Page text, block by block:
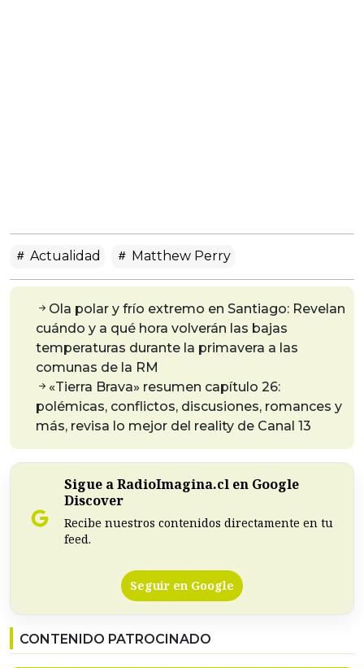
Actualidad Matthew Perry
Ola polar y frío extremo en Santiago: Revelan
cuándo y a qué hora volverán las bajas
temperaturas durante la primavera a las
comunas de la RM
«Tierra Brava» resumen capítulo 26:
polémicas, conflictos, discusiones, romances y
más, revisa lo mejor del reality de Canal 13
Sigue a RadioImagina.cl en Google
Discover
Recibe nuestros contenidos directamente en tu
feed.
Seguir en Google
CONTENIDO PATROCINADO